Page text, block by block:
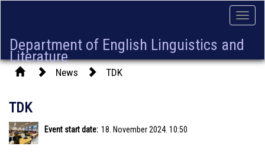
Toggle
Department of English Linguistics and
Literature
News TDK
TDK
Event start date: 18. November 2024. 10:50